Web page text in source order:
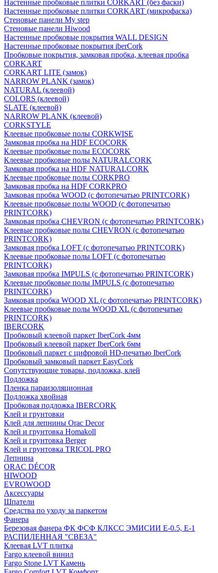
Настенные пробковые плитки CORKART (без фаски)
Настенные пробковые плитки CORKART (микрофаска)
Стеновые панели My step
Стеновые панели Hiwood
Настенные пробковые покрытия WALL DESIGN
Настенные пробковые покрытия iberCork
Пробковые покрытия, замковая пробка, клеевая пробка
CORKART
CORKART LITE (замок)
NARROW PLANK (замок)
NATURAL (клеевой)
COLORS (клеевой)
SLATE (клеевой)
NARROW PLANK (клеевой)
CORKSTYLE
Клеевые пробковые полы CORKWISE
Замковая пробка на HDF ECOCORK
Клеевые пробковые полы ECOCORK
Клеевые пробковые полы NATURALCORK
Замковая пробка на HDF NATURALCORK
Клеевые пробковые полы CORKPRO
Замковая пробка на HDF CORKPRO
Замковая пробка WOOD (с фотопечатью PRINTCORK)
Клеевые пробковые полы WOOD (с фотопечатью
PRINTCORK)
Замковая пробка CHEVRON (с фотопечатью PRINTCORK)
Клеевые пробковые полы CHEVRON (с фотопечатью
PRINTCORK)
Замковая пробка LOFT (с фотопечатью PRINTCORK)
Клеевые пробковые полы LOFT (с фотопечатью
PRINTCORK)
Замковая пробка IMPULS (с фотопечатью PRINTCORK)
Клеевые пробковые полы IMPULS (с фотопечатью
PRINTCORK)
Замковая пробка WOOD XL (с фотопечатью PRINTCORK)
Клеевые пробковые полы WOOD XL (с фотопечатью
PRINTCORK)
IBERCORK
Пробковый клеевой паркет IberCork 4мм
Пробковый клеевой паркет IberCork 6мм
Пробковый паркет с цифровой HD-печатью IberCork
Пробковый замковый паркет EasyCork
Сопутствующие товары, подложка, клей
Подложка
Пленка параизоляционная
Подложка хвойная
Пробковая подложка IBERCORK
Клей и грунтовки
Клей для лепнины Orac Decor
Клей и грунтовка Homakoll
Клей и грунтовка Berger
Клей и грунтовка TRICOL PRO
Лепнина
ORAC DÉCOR
HIWOOD
EVROWOOD
Аксессуары
Шпатели
Средства по уходу за паркетом
Фанера
Березовая фанера ФК ФСФ КЛКСС ЭМИСИИ Е-0.5, Е-1
РАСПИЛЕННАЯ "СВЕЗА"
Клеевая LVT плитка
Fargo клеевой винил
Fargo Stone LVT Камень